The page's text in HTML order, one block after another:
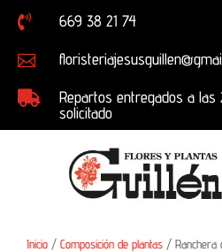
 669 38 21 74


Repartos entregados a las
solicitado
Inicio / Composición de plantas / Ranchera